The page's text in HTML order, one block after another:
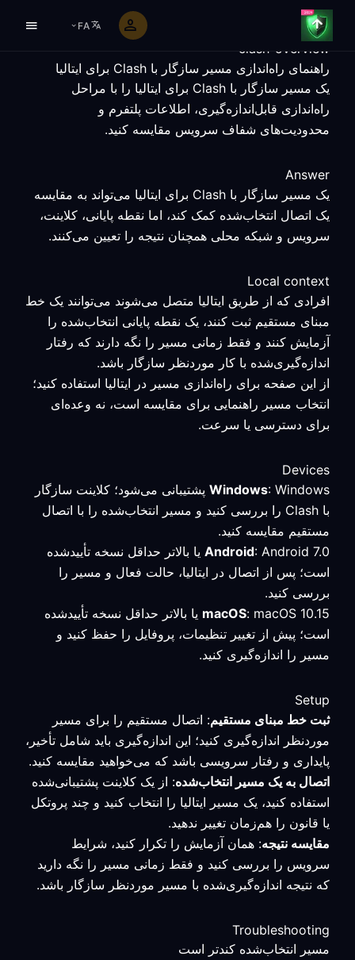
FA
clash-overview
راهنمای راه‌اندازی مسیر سازگار با Clash برای ایتالیا
یک مسیر سازگار با Clash برای ایتالیا را با مراحل
راه‌اندازی قابل‌اندازه‌گیری، اطلاعات پلتفرم و
محدودیت‌های شفاف سرویس مقایسه کنید.
Answer
یک مسیر سازگار با Clash برای ایتالیا می‌تواند به مقایسه
یک اتصال انتخاب‌شده کمک کند، اما نقطه پایانی، کلاینت،
سرویس و شبکه محلی همچنان نتیجه را تعیین می‌کنند.
Local context
افرادی که از طریق ایتالیا متصل می‌شوند می‌توانند یک خط
مبنای مستقیم ثبت کنند، یک نقطه پایانی انتخاب‌شده را
آزمایش کنند و فقط زمانی مسیر را نگه دارند که رفتار
اندازه‌گیری‌شده با کار موردنظر سازگار باشد.
از این صفحه برای راه‌اندازی مسیر در ایتالیا استفاده کنید؛
انتخاب مسیر راهنمایی برای مقایسه است، نه وعده‌ای
برای دسترسی یا سرعت.
Devices
Windows : Windows پشتیبانی می‌شود؛ کلاینت سازگار
با Clash را بررسی کنید و مسیر انتخاب‌شده را با اتصال
مستقیم مقایسه کنید.
Android : Android 7.0 یا بالاتر حداقل نسخه تأییدشده
است؛ پس از اتصال در ایتالیا، حالت فعال و مسیر را
بررسی کنید.
macOS : macOS 10.15 یا بالاتر حداقل نسخه تأییدشده
است؛ پیش از تغییر تنظیمات، پروفایل را حفظ کنید و
مسیر را اندازه‌گیری کنید.
Setup
ثبت خط مبنای مستقیم: اتصال مستقیم را برای مسیر
موردنظر اندازه‌گیری کنید؛ این اندازه‌گیری باید شامل تأخیر،
پایداری و رفتار سرویسی باشد که می‌خواهید مقایسه کنید.
اتصال به یک مسیر انتخاب‌شده: از یک کلاینت پشتیبانی‌شده
استفاده کنید، یک مسیر ایتالیا را انتخاب کنید و چند پروتکل
یا قانون را هم‌زمان تغییر ندهید.
مقایسه نتیجه: همان آزمایش را تکرار کنید، شرایط
سرویس را بررسی کنید و فقط زمانی مسیر را نگه دارید
که نتیجه اندازه‌گیری‌شده با مسیر موردنظر سازگار باشد.
Troubleshooting
مسیر انتخاب‌شده کندتر است